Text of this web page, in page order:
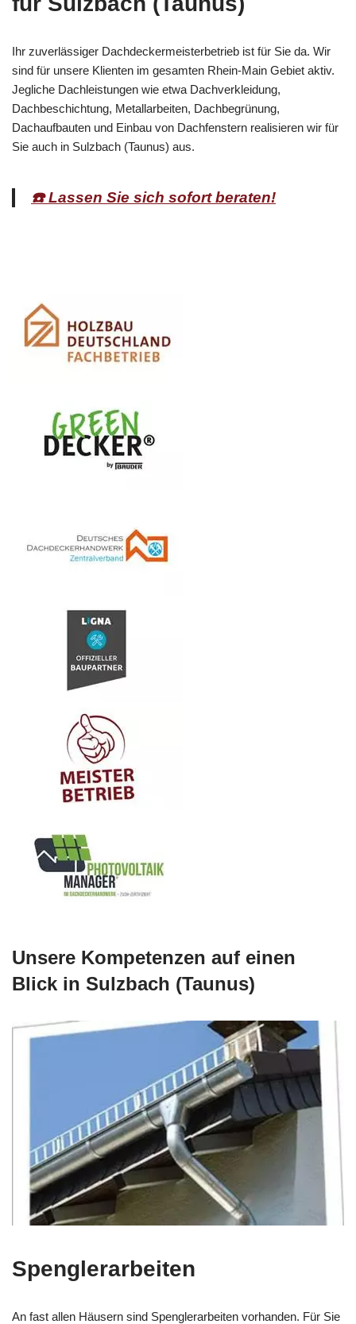
Ihr zuverlässiger Dachdeckermeisterbetrieb ist für Sie da. Wir
sind für unsere Klienten im gesamten Rhein-Main Gebiet aktiv.
Jegliche Dachleistungen wie etwa Dachverkleidung,
Dachbeschichtung, Metallarbeiten, Dachbegrünung,
Dachaufbauten und Einbau von Dachfenstern realisieren wir für
Sie auch in Sulzbach (Taunus) aus.
☎️ Lassen Sie sich sofort beraten!
Unsere Kompetenzen auf einen
Blick in Sulzbach (Taunus)
Spenglerarbeiten
An fast allen Häusern sind Spenglerarbeiten vorhanden. Für Sie